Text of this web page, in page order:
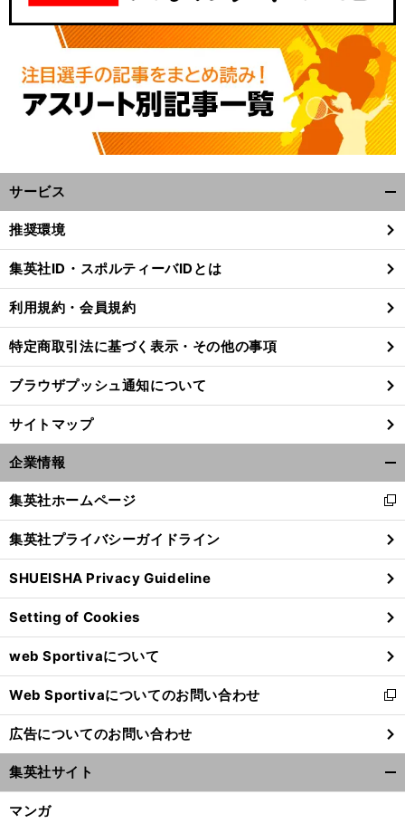
サービス
閉
る
推奨環境
集英社ID・スポルティーバIDとは
利用規約・会員規約
特定商取引法に基づく表示・その他の事項
ブラウザプッシュ通知について
サイトマップ
企業情報
閉
る
集英社ホームページ
新
し
い
ウ
ィ
ン
ド
ウ
で
開
く
集英社プライバシーガイドライン
SHUEISHA Privacy Guideline
Setting of Cookies
web Sportivaについて
Web Sportivaについてのお問い合わせ
新
し
い
ウ
ィ
ン
広告についてのお問い合わせ
集英社サイト
マンガ